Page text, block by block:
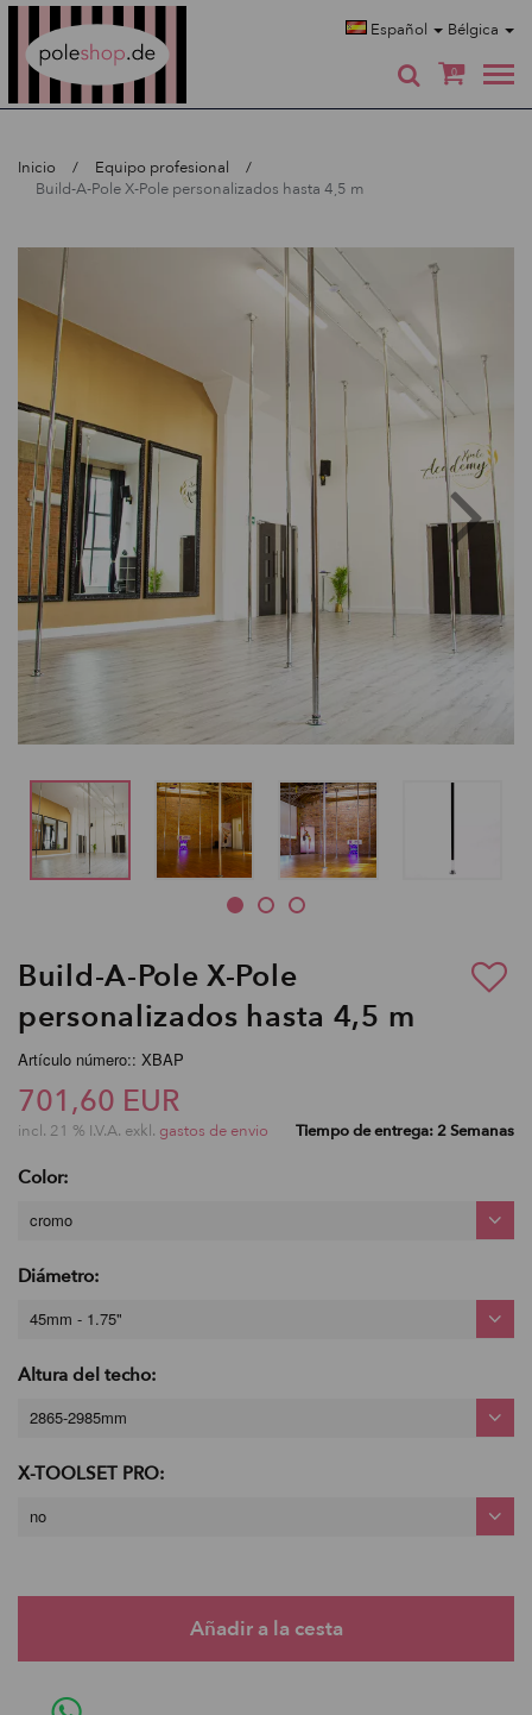
Español Bélgica
0
Inicio
Equipo profesional
Build-A-Pole X-Pole personalizados hasta 4,5 m
Build-A-Pole X-Pole
personalizados hasta 4,5 m
Artículo número:: XBAP
701,60 EUR
incl. 21 % I.V.A. exkl. gastos de envio Tiempo de entrega: 2 Semanas
Color:
cromo
Diámetro:
45mm - 1.75"
Altura del techo:
2865-2985mm
X-TOOLSET PRO:
no